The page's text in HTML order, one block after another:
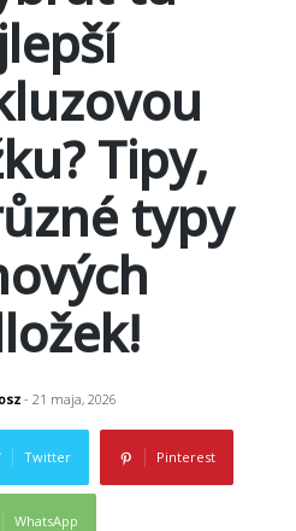
Tipy,
typy
- 21 maja, 2026
Twitter Pinterest
WhatsApp